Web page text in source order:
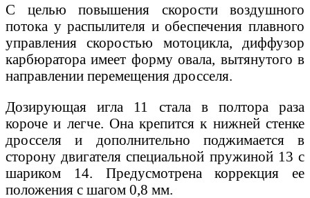
С целью повышения скорости воздушного
потока у распылителя и обеспечения плавного
управления скоростью мотоцикла, диффузор
карбюратора имеет форму овала, вытянутого в
направлении перемещения дросселя.
Дозирующая игла 11 стала в полтора раза
короче и легче. Она крепится к нижней стенке
дросселя и дополнительно поджимается в
сторону двигателя специальной пружиной 13 с
шариком 14. Предусмотрена коррекция ее
положения с шагом 0,8 мм.